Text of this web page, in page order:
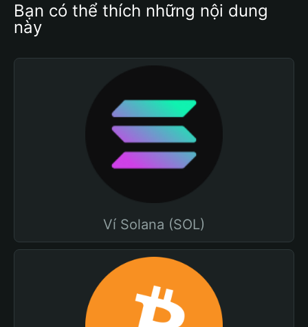
Bạn có thể thích những nội dung
này
Ví Solana (SOL)